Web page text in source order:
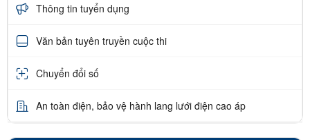
Thông tin tuyển dụng
Văn bản tuyên truyền cuộc thi
Chuyển đổi số
An toàn điện, bảo vệ hành lang lưới điện cao áp